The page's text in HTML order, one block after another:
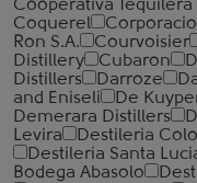
Cooperativa Tequilera
Coquerel
Ron S.A.
Courvoisier
Distillery
Cubaron
Distillers
Darroze
and Eniseli
De
Demerara Distillers
Levira
Destileria
Destileria Santa
Bodega Abasolo